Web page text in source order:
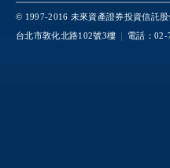
© 1997-2016 未來資產證券投資信託股
台北市敦化北路102號3樓
電話：02-